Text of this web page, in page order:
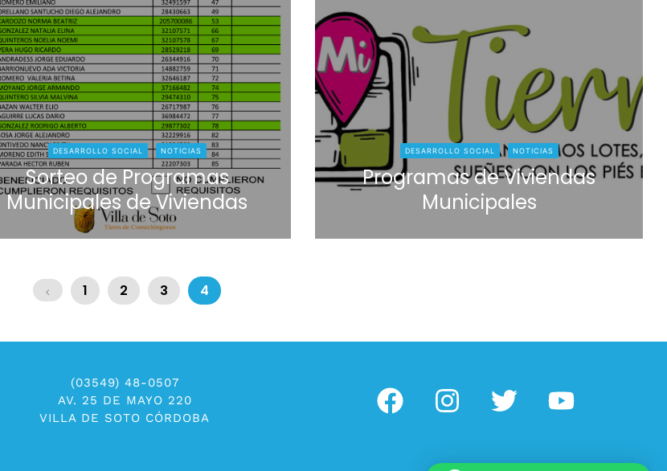
DESARROLLO SOCIAL NOTICIAS
Sorteo de Programas
Municipales de Viviendas
DESARROLLO SOCIAL NOTICIAS
Programas de Viviendas
Municipales
1 2 3 4
(03549) 48-0507
AV. 25 DE MAYO 220
VILLA DE SOTO CÓRDOBA